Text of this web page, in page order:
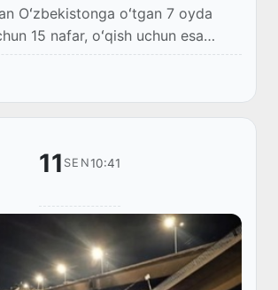
Oʻzbekistonga oʻtgan 7 oyda
15 nafar, oʻqish uchun esa
tashrif buyurgan.
11 SEN10:41